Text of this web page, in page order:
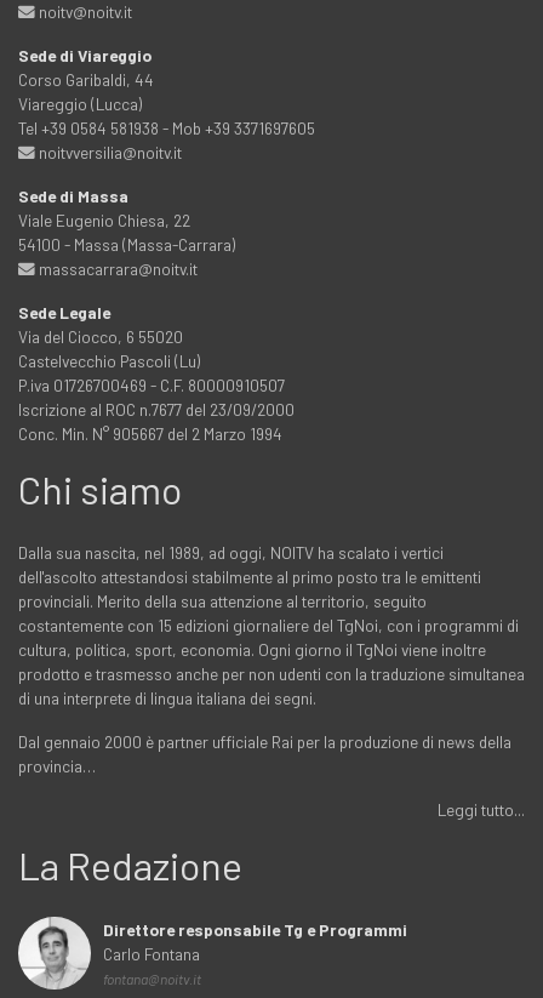
noitv@noitv.it
Sede di Viareggio
Corso Garibaldi, 44
Viareggio (Lucca)
Tel +39 0584 581938 - Mob +39 3371697605
noitvversilia@noitv.it
Sede di Massa
Viale Eugenio Chiesa, 22
54100 - Massa (Massa-Carrara)
massacarrara@noitv.it
Sede Legale
Via del Ciocco, 6 55020
Castelvecchio Pascoli (Lu)
P.iva 01726700469 - C.F. 80000910507
Iscrizione al ROC n.7677 del 23/09/2000
Conc. Min. N° 905667 del 2 Marzo 1994
Chi siamo
Dalla sua nascita, nel 1989, ad oggi, NOITV ha scalato i vertici
dell'ascolto attestandosi stabilmente al primo posto tra le emittenti
provinciali. Merito della sua attenzione al territorio, seguito
costantemente con 15 edizioni giornaliere del TgNoi, con i programmi di
cultura, politica, sport, economia. Ogni giorno il TgNoi viene inoltre
prodotto e trasmesso anche per non udenti con la traduzione simultanea
di una interprete di lingua italiana dei segni.
Dal gennaio 2000 è partner ufficiale Rai per la produzione di news della
provincia…
Leggi tutto...
La Redazione
Direttore responsabile Tg e Programmi
Carlo Fontana
fontana@noitv.it